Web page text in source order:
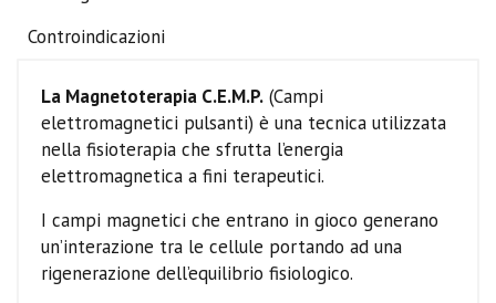
Controindicazioni
La Magnetoterapia C.E.M.P. (Campi
elettromagnetici pulsanti) è una tecnica utilizzata
nella fisioterapia che sfrutta l’energia
elettromagnetica a fini terapeutici.
I campi magnetici che entrano in gioco generano
un’interazione tra le cellule portando ad una
rigenerazione dell’equilibrio fisiologico.